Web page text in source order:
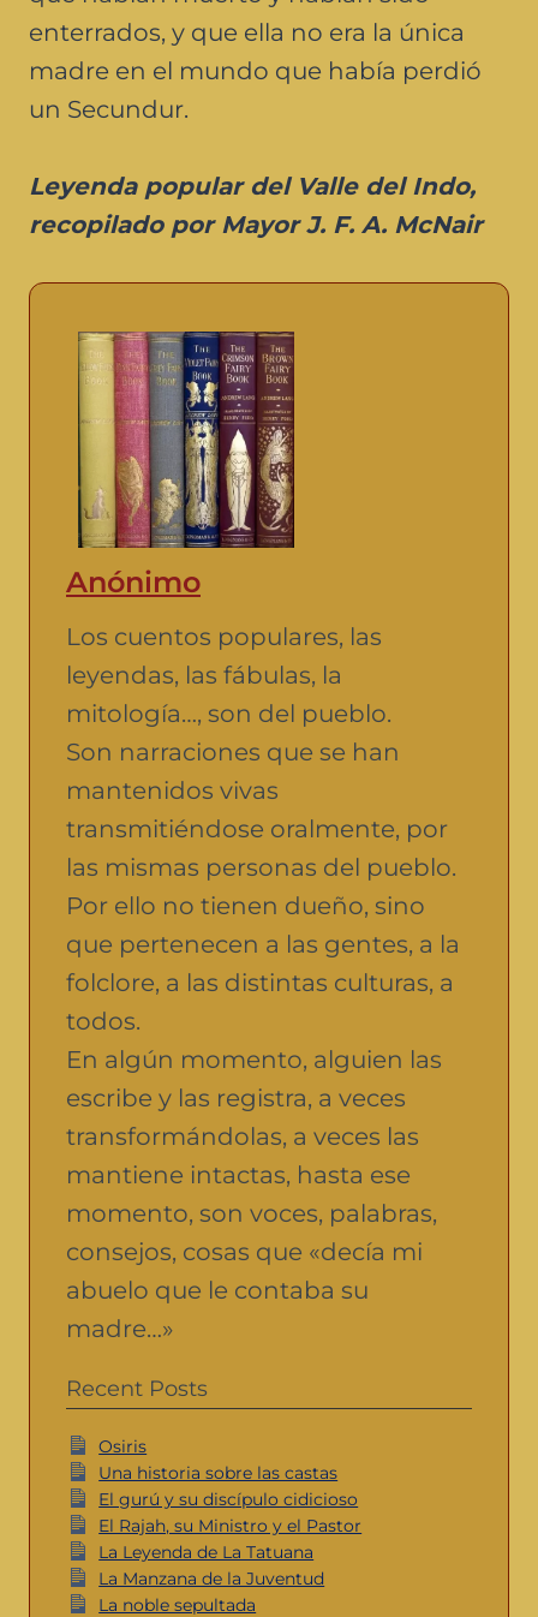
enterrados, y que ella no era la única
madre en el mundo que había perdió
un Secundur.
Leyenda popular del Valle del Indo,
recopilado por Mayor J. F. A. McNair
Anónimo
Los cuentos populares, las
leyendas, las fábulas, la
mitología…, son del pueblo.
Son narraciones que se han
mantenidos vivas
transmitiéndose oralmente, por
las mismas personas del pueblo.
Por ello no tienen dueño, sino
que pertenecen a las gentes, a la
folclore, a las distintas culturas, a
todos.
En algún momento, alguien las
escribe y las registra, a veces
transformándolas, a veces las
mantiene intactas, hasta ese
momento, son voces, palabras,
consejos, cosas que «decía mi
abuelo que le contaba su
madre…»
Recent Posts
Osiris
Una historia sobre las castas
El gurú y su discípulo cidicioso
El Rajah, su Ministro y el Pastor
La Leyenda de La Tatuana
La Manzana de la Juventud
La noble sepultada